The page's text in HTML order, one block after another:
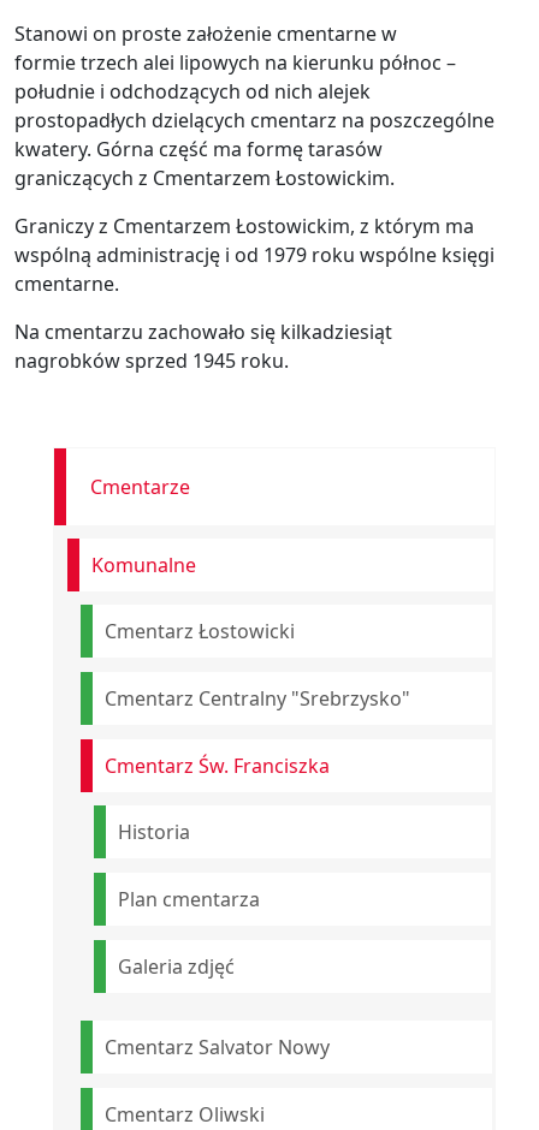
Stanowi on proste założenie cmentarne w
formie trzech alei lipowych na kierunku północ –
południe i odchodzących od nich alejek
prostopadłych dzielących cmentarz na poszczególne
kwatery. Górna część ma formę tarasów
graniczących z Cmentarzem Łostowickim.
Graniczy z Cmentarzem Łostowickim, z którym ma
wspólną administrację i od 1979 roku wspólne księgi
cmentarne.
Na cmentarzu zachowało się kilkadziesiąt
nagrobków sprzed 1945 roku.
Cmentarze
Komunalne
Cmentarz Łostowicki
Cmentarz Centralny "Srebrzysko"
Cmentarz Św. Franciszka
Historia
Plan cmentarza
Galeria zdjęć
Cmentarz Salvator Nowy
Cmentarz Oliwski